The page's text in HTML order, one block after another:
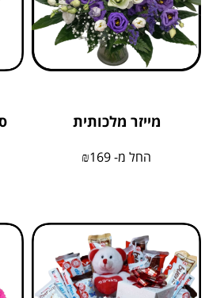
מייזר מלכותית
החל מ- ₪169